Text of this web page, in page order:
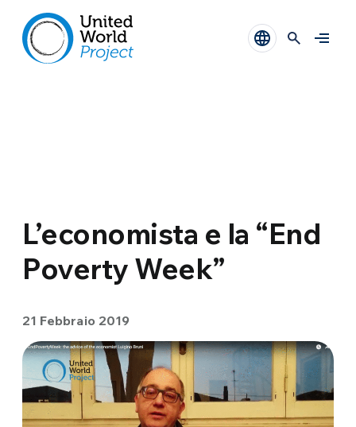
L’economista e la “End
Poverty Week”
21 Febbraio 2019